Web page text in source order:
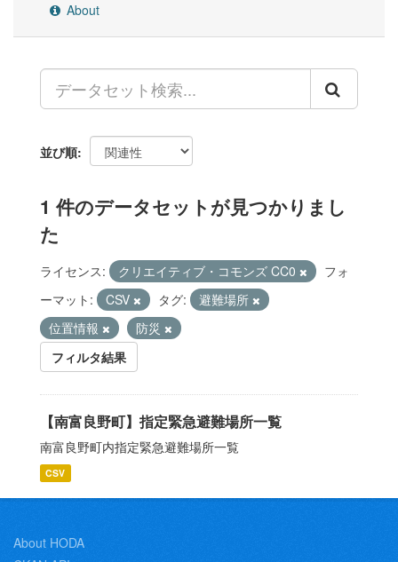
About
並び順
1 件のデータセットが見つかりまし
た
ライセンス: クリエイティブ・コモンズ CC0
フォ
ーマット:
CSV タグ:
避難場所
位置情報
防災
フィルタ結果
【南富良野町】指定緊急避難場所一覧
南富良野町内指定緊急避難場所一覧
CSV
About HODA